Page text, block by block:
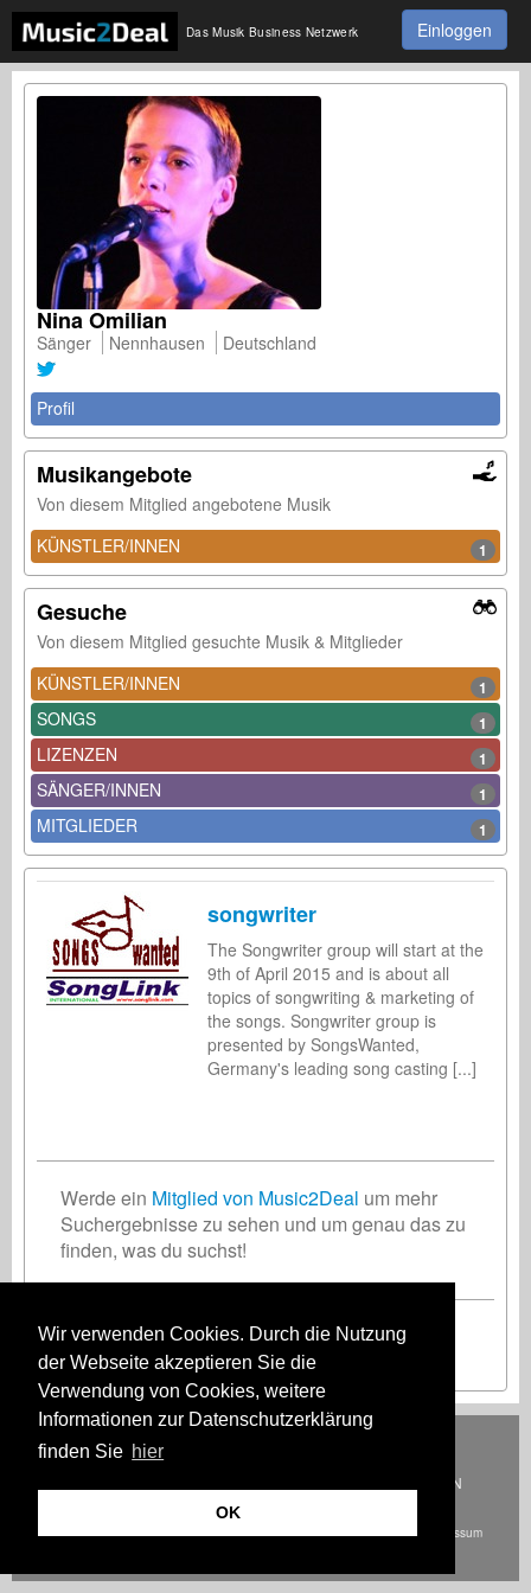
Wir verwenden Cookies. Durch die Nutzung
der Webseite akzeptieren Sie die
Verwendung von Cookies, weitere
Informationen zur Datenschutzerklärung
finden Sie hier
OK
Das Musik Business Netzwerk Einloggen
Nina Omilian
Sänger Nennhausen Deutschland
Profil
Musikangebote
Von diesem Mitglied angebotene Musik
KÜNSTLER/INNEN
1
Gesuche
Von diesem Mitglied gesuchte Musik & Mitglieder
KÜNSTLER/INNEN
1
SONGS 1
LIZENZEN 1
SÄNGER/INNEN 1
MITGLIEDER 1
songwriter
The Songwriter group will start at the
9th of April 2015 and is about all
topics of songwriting & marketing of
the songs. Songwriter group is
presented by SongsWanted,
Germany's leading song casting [...]
Werde ein Mitglied von Music2Deal um mehr
Suchergebnisse zu sehen und um genau das zu
finden, was du suchst!
Registriere Dich jetzt kostenlos!
Português
Türkçe 中文(简体)
HÄUFIG GESTELLTE FRAGEN
© Urheberrecht Music2Deal 2026. Alle Rechte vorbehalten. AGB
Impressum